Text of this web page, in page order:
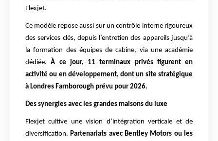
Flexjet.
Ce modèle repose aussi sur un contrôle interne rigoureux
des services clés, depuis l’entretien des appareils jusqu’à
la formation des équipes de cabine, via une académie
dédiée.À ce jour, 11 terminaux privés figurent en
activité ou en développement, dont un site stratégique
à Londres Farnborough prévu pour 2026.
Des synergies avec les grandes maisons du luxe
Flexjet cultive une vision d’intégration verticale et de
diversification.Partenariats avec Bentley Motors ou les